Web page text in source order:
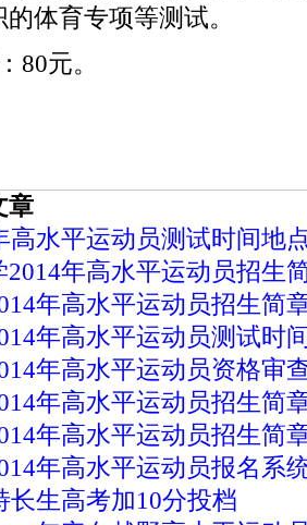
体育专项等测试。
80元。
章
高水平运动员测试时间地
2014年高水平运动员招生
年高水平运动员招生简
年高水平运动员测试时
年高水平运动员资格审
年高水平运动员招生简
年高水平运动员招生简
年高水平运动员报名系
长生高考加10分投档